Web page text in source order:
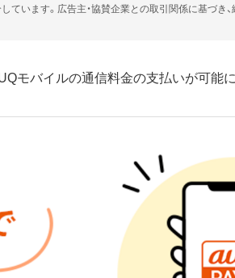
ています。広告主・協賛企業との取引関係に基づき
モバイルの通信料金の支払いが可能